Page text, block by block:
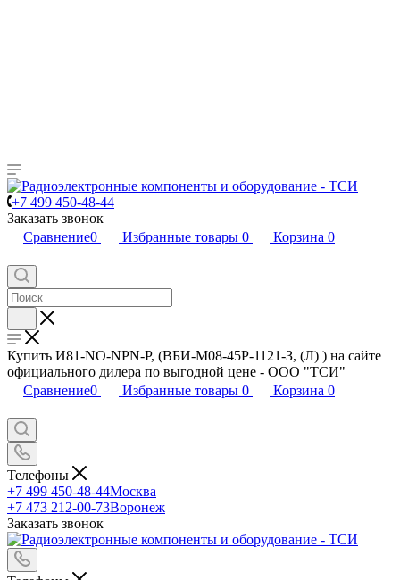
+7 499 450-48-44
Заказать звонок
Сравнение0 Избранные товары 0 Корзина 0
Купить И81-NO-NPN-P, (ВБИ-М08-45Р-1121-З, (Л) ) на сайте
официального дилера по выгодной цене - ООО "ТСИ"
Сравнение0 Избранные товары 0 Корзина 0
Телефоны
+7 499 450-48-44Москва
+7 473 212-00-73Воронеж
Заказать звонок